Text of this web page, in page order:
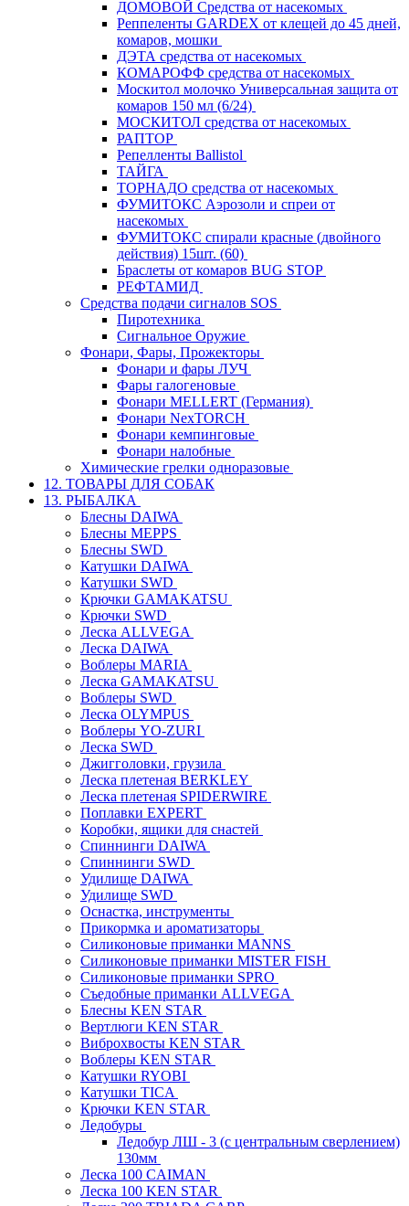
ДОМОВОЙ Средства от насекомых
Реппеленты GARDEX от клещей до 45 дней,
комаров, мошки
ДЭТА средства от насекомых
КОМАРОФФ средства от насекомых
Москитол молочко Универсальная защита от
комаров 150 мл (6/24)
МОСКИТОЛ средства от насекомых
РАПТОР
Репелленты Ballistol
ТАЙГА
ТОРНАДО средства от насекомых
ФУМИТОКС Аэрозоли и спреи от
насекомых
ФУМИТОКС спирали красные (двойного
действия) 15шт. (60)
Браслеты от комаров BUG STOP
РЕФТАМИД
Средства подачи сигналов SOS
Пиротехника
Сигнальное Оружие
Фонари, Фары, Прожекторы
Фонари и фары ЛУЧ
Фары галогеновые
Фонари MELLERT (Германия)
Фонари NexTORCH
Фонари кемпинговые
Фонари налобные
Химические грелки одноразовые
12. ТОВАРЫ ДЛЯ СОБАК
13. РЫБАЛКА
Блесны DAIWA
Блесны MEPPS
Блесны SWD
Катушки DAIWA
Катушки SWD
Крючки GAMAKATSU
Крючки SWD
Леска ALLVEGA
Леска DAIWA
Воблеры MARIA
Леска GAMAKATSU
Воблеры SWD
Леска OLYMPUS
Воблеры YO-ZURI
Леска SWD
Джигголовки, грузила
Леска плетеная BERKLEY
Леска плетеная SPIDERWIRE
Поплавки EXPERT
Коробки, ящики для снастей
Спиннинги DAIWA
Спиннинги SWD
Удилище DAIWA
Удилище SWD
Оснастка, инструменты
Прикормка и ароматизаторы
Силиконовые приманки MANNS
Силиконовые приманки MISTER FISH
Силиконовые приманки SPRO
Съедобные приманки ALLVEGA
Блесны KEN STAR
Вертлюги KEN STAR
Виброхвосты KEN STAR
Воблеры KEN STAR
Катушки RYOBI
Катушки TICA
Крючки KEN STAR
Ледобуры
Ледобур ЛШ - 3 (с центральным сверлением)
130мм
Леска 100 CAIMAN
Леска 100 KEN STAR